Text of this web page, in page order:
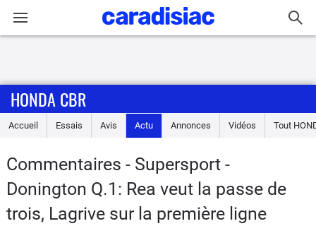
Accueil
Essais
Equipement
HONDA CBR
Accueil Essais Avis Actu Annonces Vidéos Tout
Commentaires - Supersport -
Donington Q.1: Rea veut la passe de
trois, Lagrive sur la première ligne